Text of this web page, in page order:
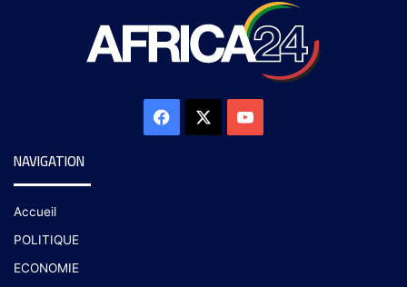
NAVIGATION
Accueil
POLITIQUE
ECONOMIE